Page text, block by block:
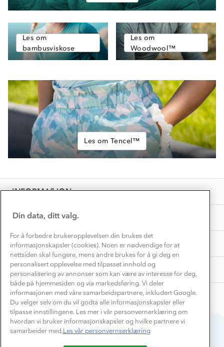
Les om
bambusviskose
Les om
Woodwool™
Les om Tencel™
INFORMASJON
Kundeservice
Kontakt oss
Konkurransevinnere
Kundeklubb
Våre butikker
Presse
OM OSS
Om Stormberg
Verdigrunnlag
Klima og miljø
Dyreetikk
1% til samfunnet
Inkludering
Materialer
Samarbeide med oss?
TIPS OG RÅD
Trelagsprinsippet barn
Dette trenger du til barnehagen
Gravidklær
Hvordan velge riktig turtøy?
Vask og vedlikehold
Store størrelser
Turmat oppskrifter
Beredskap
AKTIVITETER
Norgesferie 🇳🇴
Få turinspirasjon og tips her⛰
Overnatte utendørs⛺
Leirskole 🥾
Barnehageansatt
Tips til hyttetur
Din data, ditt valg.
For å forbedre brukeropplevelsen din brukes det
informasjonskapsler (cookies). Noen er nødvendige for at
nettsiden skal fungere, mens andre brukes for å gi deg en
personalisert opplevelse med tilpasset innhold og
personalisering av annonser som kan være av interesse for deg,
både på hjemmesiden og via markedsføring. Vi deler
informasjonen med våre samarbeidspartnere, inkludert Google.
Du velger selv om du vil godta alle informasjonskapsler eller
tilpasse innstillingene. Les mer i vår personvernerklæring om
hvordan vi bruker informasjonskapsler og hvilke partnere vi
samarbeider med.Les vår personvernserklæring